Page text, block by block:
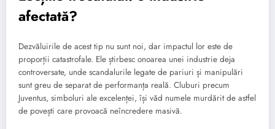
afectată?
Dezvăluirile de acest tip nu sunt noi, dar impactul lor este de
proporții catastrofale. Ele știrbesc onoarea unei industrie deja
controversate, unde scandalurile legate de pariuri și manipulări
sunt greu de separat de performanța reală. Cluburi precum
Juventus, simboluri ale excelenței, își văd numele murdărit de astfel
de povești care provoacă neîncredere masivă.